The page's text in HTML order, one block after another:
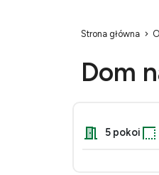
Strona główna
Dom
5 pokoi